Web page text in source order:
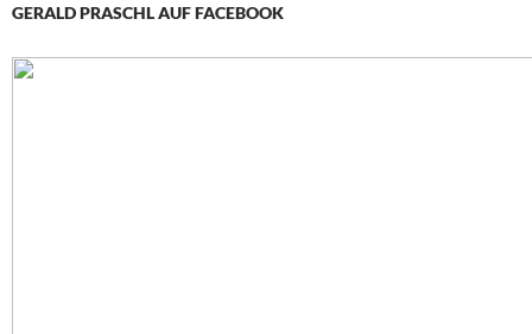
GERALD PRASCHL AUF FACEBOOK